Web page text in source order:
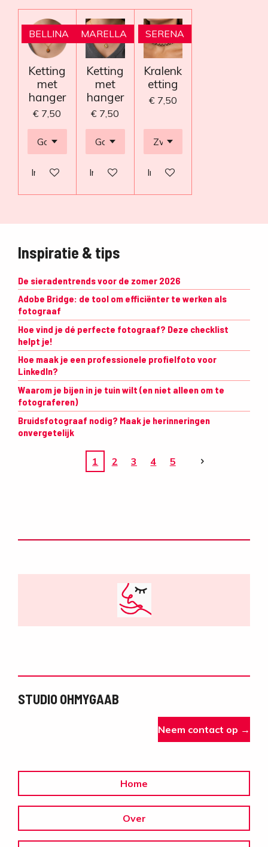
BELLINA
Ketting
met
hanger
€ 7,50
In winkelwagen
MARELLA
Ketting
met
hanger
€ 7,50
In winkelwagen
SERENA
Kralenk
etting
€ 7,50
In winkelwagen
Inspiratie & tips
De sieradentrends voor de zomer 2026
Adobe Bridge: de tool om efficiënter te werken als
fotograaf
Hoe vind je dé perfecte fotograaf? Deze checklist
helpt je!
Hoe maak je een professionele profielfoto voor
LinkedIn?
Waarom je bijen in je tuin wilt (en niet alleen om te
fotograferen)
Bruidsfotograaf nodig? Maak je herinneringen
onvergetelijk
1 2 3 4 5
STUDIO OHMYGAAB
Neem contact op →
Home
Over